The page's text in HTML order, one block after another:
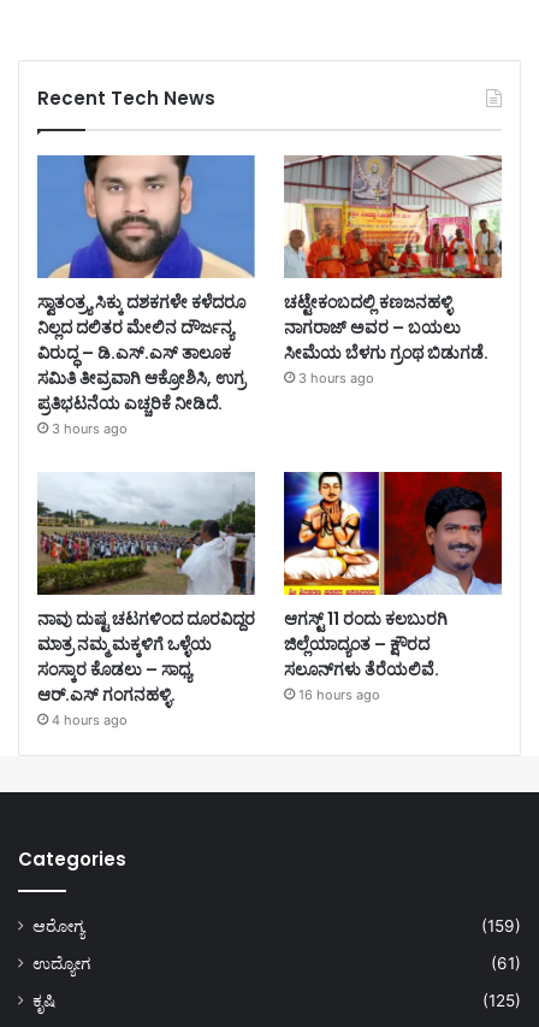
Recent Tech News
ಸ್ವಾತಂತ್ರ್ಯ ಸಿಕ್ಕು ದಶಕಗಳೇ ಕಳೆದರೂ
ನಿಲ್ಲದ ದಲಿತರ ಮೇಲಿನ ದೌರ್ಜನ್ಯ
ವಿರುದ್ಧ – ಡಿ.ಎಸ್.ಎಸ್ ತಾಲೂಕ
ಸಮಿತಿ ತೀವ್ರವಾಗಿ ಆಕ್ರೋಶಿಸಿ, ಉಗ್ರ
ಪ್ರತಿಭಟನೆಯ ಎಚ್ಚರಿಕೆ ನೀಡಿದೆ.
3 hours ago
ಚಟ್ಟೇಕಂಬದಲ್ಲಿ ಕಣಜನಹಳ್ಳಿ
ನಾಗರಾಜ್ ಅವರ – ಬಯಲು
ಸೀಮೆಯ ಬೆಳಗು ಗ್ರಂಥ ಬಿಡುಗಡೆ.
3 hours ago
ನಾವು ದುಷ್ಟ ಚಟಗಳಿಂದ ದೂರವಿದ್ದರ
ಮಾತ್ರ ನಮ್ಮ ಮಕ್ಕಳಿಗೆ ಒಳ್ಳೆಯ
ಸಂಸ್ಕಾರ ಕೊಡಲು – ಸಾಧ್ಯ
ಆರ್.ಎಸ್ ಗಂಗನಹಳ್ಳಿ.
4 hours ago
ಆಗಸ್ಟ್ 11 ರಂದು ಕಲಬುರಗಿ
ಜಿಲ್ಲೆಯಾದ್ಯಂತ – ಕ್ಷೌರದ
ಸಲೂನ್‌ಗಳು ತೆರೆಯಲಿವೆ.
16 hours ago
Categories
ಆರೋಗ್ಯ
(159)
ಉದ್ಯೋಗ
(61)
ಕೃಷಿ
(125)